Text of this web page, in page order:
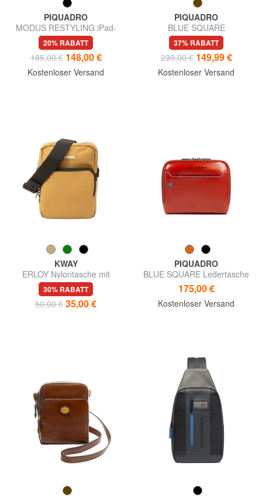
PIQUADRO
MODUS RESTYLING iPad-
Minitasche aus Leder
20% RABATT
185,00 € 148,00 €
Kostenloser Versand
PIQUADRO
BLUE SQUARE
Schultertasche/Rucksack aus
Leder mit Mini-Tablet-
Halterung
37% RABATT
239,00 € 149,99 €
Kostenloser Versand
KWAY
ERLOY Nylontasche mit
Tasche
30% RABATT
50,00 € 35,00 €
PIQUADRO
BLUE SQUARE Ledertasche
175,00 €
Kostenloser Versand